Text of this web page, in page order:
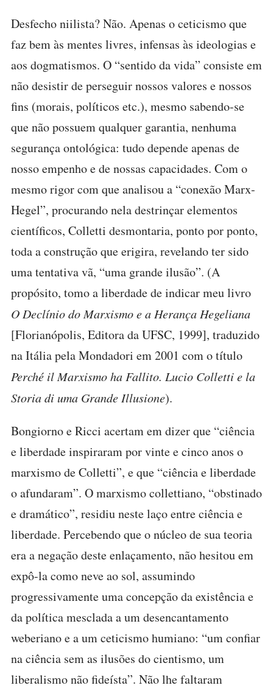
Desfecho niilista? Não. Apenas o ceticismo que
faz bem às mentes livres, infensas às ideologias e
aos dogmatismos. O “sentido da vida” consiste em
não desistir de perseguir nossos valores e nossos
fins (morais, políticos etc.), mesmo sabendo-se
que não possuem qualquer garantia, nenhuma
segurança ontológica: tudo depende apenas de
nosso empenho e de nossas capacidades. Com o
mesmo rigor com que analisou a “conexão Marx-
Hegel”, procurando nela destrinçar elementos
científicos, Colletti desmontaria, ponto por ponto,
toda a construção que erigira, revelando ter sido
uma tentativa vã, “uma grande ilusão”. (A
propósito, tomo a liberdade de indicar meu livro
O Declínio do Marxismo e a Herança Hegeliana
[Florianópolis, Editora da UFSC, 1999], traduzido
na Itália pela Mondadori em 2001 com o título
Perché il Marxismo ha Fallito. Lucio Colletti e la
Storia di uma Grande Illusione).
Bongiorno e Ricci acertam em dizer que “ciência
e liberdade inspiraram por vinte e cinco anos o
marxismo de Colletti”, e que “ciência e liberdade
o afundaram”. O marxismo collettiano, “obstinado
e dramático”, residiu neste laço entre ciência e
liberdade. Percebendo que o núcleo de sua teoria
era a negação deste enlaçamento, não hesitou em
expô-la como neve ao sol, assumindo
progressivamente uma concepção da existência e
da política mesclada a um desencantamento
weberiano e a um ceticismo humiano: “um confiar
na ciência sem as ilusões do cientismo, um
liberalismo não fideísta”. Não lhe faltaram